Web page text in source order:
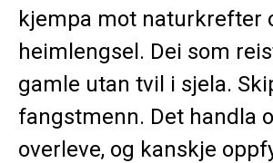
kjempa mot naturkrefter
heimlengsel. Dei som
gamle utan tvil i sjela.
fangstmenn. Det handla
overleve, og kanskje